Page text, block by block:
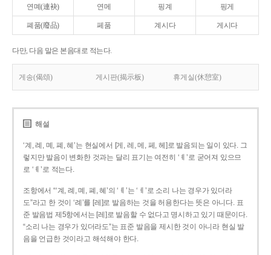
연몌(連袂) 연메 핑계 핑게
폐품(廢品) 페품 계시다 게시다
다만, 다음 말은 본음대로 적는다.
게송(偈頌) 게시판(揭示板) 휴게실(休憩室)
해설
‘계, 례, 몌, 폐, 혜’는 현실에서 [게, 레, 메, 페, 헤]로 발음되는 일이 있다. 그
렇지만 발음이 변화한 것과는 달리 표기는 여전히 ‘ㅖ’로 굳어져 있으므
로 ‘ㅖ’로 적는다.
조항에서 “‘계, 례, 몌, 폐, 혜’의 ‘ㅖ’는 ‘ㅔ’로 소리 나는 경우가 있더라
도”라고 한 것이 ‘례’를 [레]로 발음하는 것을 허용한다는 뜻은 아니다. 표
준 발음법 제5항에서는 [레]로 발음할 수 없다고 명시하고 있기 때문이다.
“소리 나는 경우가 있더라도”는 표준 발음을 제시한 것이 아니라 현실 발
음을 언급한 것이라고 해석해야 한다.